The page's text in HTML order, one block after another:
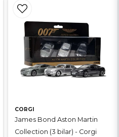
CORGI
James Bond Aston Martin
Collection (3 bilar) - Corgi